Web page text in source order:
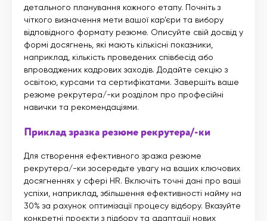
детального планування кожного етапу. Почніть з
чіткого визначення мети вашої кар’єри та вибору
відповідного формату резюме. Описуйте свій досвід у
формі досягнень, які мають кількісні показники,
наприклад, кількість проведених співбесід або
впроваджених кадрових заходів. Додайте секцію з
освітою, курсами та сертифікатами. Завершіть ваше
резюме рекрутера/-ки розділом про професійні
навички та рекомендаціями.
Приклад зразка резюме рекрутера/-ки
Для створення ефективного зразка резюме
рекрутера/-ки зосередьте увагу на ваших ключових
досягненнях у сфері HR. Включіть точні дані про ваші
успіхи, наприклад, збільшення ефективності найму на
30% за рахунок оптимізації процесу відбору. Вказуйте
конкретні проєкти з підбору та адаптації нових